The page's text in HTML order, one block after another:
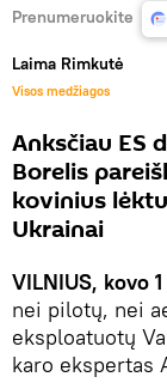
Prenumeruokite
Laima Rimkutė
Visos medžiagos
Anksčiau ES
Borelis
kovinius
Ukrainai
VILNIUS, kovo
nei pilotų, nei
eksploatuotų
karo ekspertas